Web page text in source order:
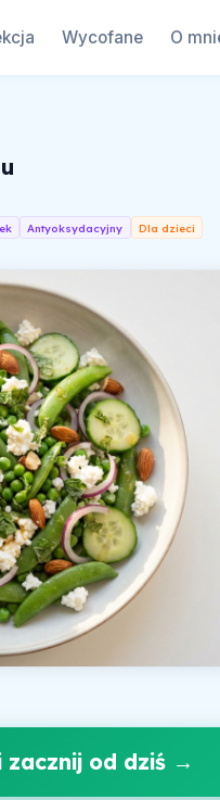
Wycofane O
Antyoksydacyjny Dla dzieci
od dziś →